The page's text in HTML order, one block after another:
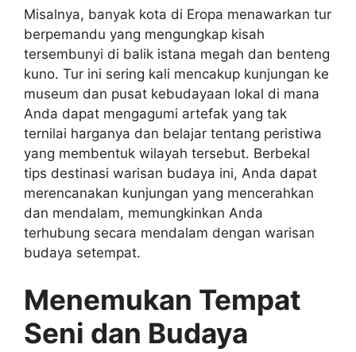
Misalnya, banyak kota di Eropa menawarkan tur
berpemandu yang mengungkap kisah
tersembunyi di balik istana megah dan benteng
kuno. Tur ini sering kali mencakup kunjungan ke
museum dan pusat kebudayaan lokal di mana
Anda dapat mengagumi artefak yang tak
ternilai harganya dan belajar tentang peristiwa
yang membentuk wilayah tersebut. Berbekal
tips destinasi warisan budaya ini, Anda dapat
merencanakan kunjungan yang mencerahkan
dan mendalam, memungkinkan Anda
terhubung secara mendalam dengan warisan
budaya setempat.
Menemukan Tempat
Seni dan Budaya